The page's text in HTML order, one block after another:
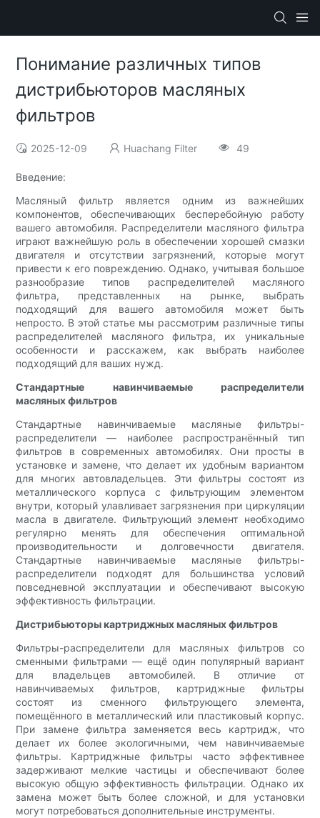
Понимание различных типов
дистрибьюторов масляных
фильтров
2025-12-09 Huachang Filter 49
Введение:
Масляный фильтр является одним из важнейших
компонентов, обеспечивающих бесперебойную работу
вашего автомобиля. Распределители масляного фильтра
играют важнейшую роль в обеспечении хорошей смазки
двигателя и отсутствии загрязнений, которые могут
привести к его повреждению. Однако, учитывая большое
разнообразие типов распределителей масляного
фильтра, представленных на рынке, выбрать
подходящий для вашего автомобиля может быть
непросто. В этой статье мы рассмотрим различные типы
распределителей масляного фильтра, их уникальные
особенности и расскажем, как выбрать наиболее
подходящий для ваших нужд.
Стандартные навинчиваемые распределители
масляных фильтров
Стандартные навинчиваемые масляные фильтры-
распределители — наиболее распространённый тип
фильтров в современных автомобилях. Они просты в
установке и замене, что делает их удобным вариантом
для многих автовладельцев. Эти фильтры состоят из
металлического корпуса с фильтрующим элементом
внутри, который улавливает загрязнения при циркуляции
масла в двигателе. Фильтрующий элемент необходимо
регулярно менять для обеспечения оптимальной
производительности и долговечности двигателя.
Стандартные навинчиваемые масляные фильтры-
распределители подходят для большинства условий
повседневной эксплуатации и обеспечивают высокую
эффективность фильтрации.
Дистрибьюторы картриджных масляных фильтров
Фильтры-распределители для масляных фильтров со
сменными фильтрами — ещё один популярный вариант
для владельцев автомобилей. В отличие от
навинчиваемых фильтров, картриджные фильтры
состоят из сменного фильтрующего элемента,
помещённого в металлический или пластиковый корпус.
При замене фильтра заменяется весь картридж, что
делает их более экологичными, чем навинчиваемые
фильтры. Картриджные фильтры часто эффективнее
задерживают мелкие частицы и обеспечивают более
высокую общую эффективность фильтрации. Однако их
замена может быть более сложной, и для установки
могут потребоваться дополнительные инструменты.